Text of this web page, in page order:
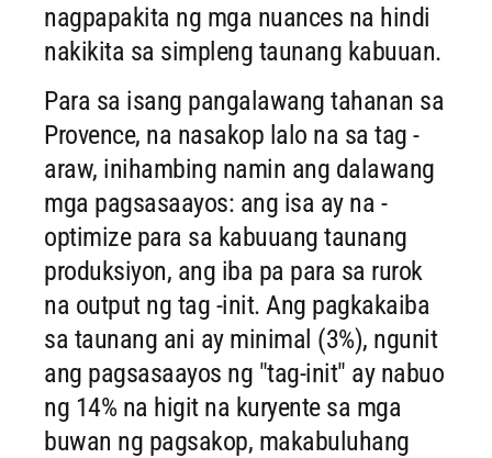
nagpapakita ng mga nuances na hindi
nakikita sa simpleng taunang kabuuan.
Para sa isang pangalawang tahanan sa
Provence, na nasakop lalo na sa tag -
araw, inihambing namin ang dalawang
mga pagsasaayos: ang isa ay na -
optimize para sa kabuuang taunang
produksiyon, ang iba pa para sa rurok
na output ng tag -init. Ang pagkakaiba
sa taunang ani ay minimal (3%), ngunit
ang pagsasaayos ng "tag-init" ay nabuo
ng 14% na higit na kuryente sa mga
buwan ng pagsakop, makabuluhang